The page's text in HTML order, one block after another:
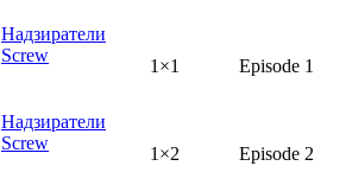
Надзиратели
Screw
1×1 Episode 1
Надзиратели
Screw
1×2 Episode 2